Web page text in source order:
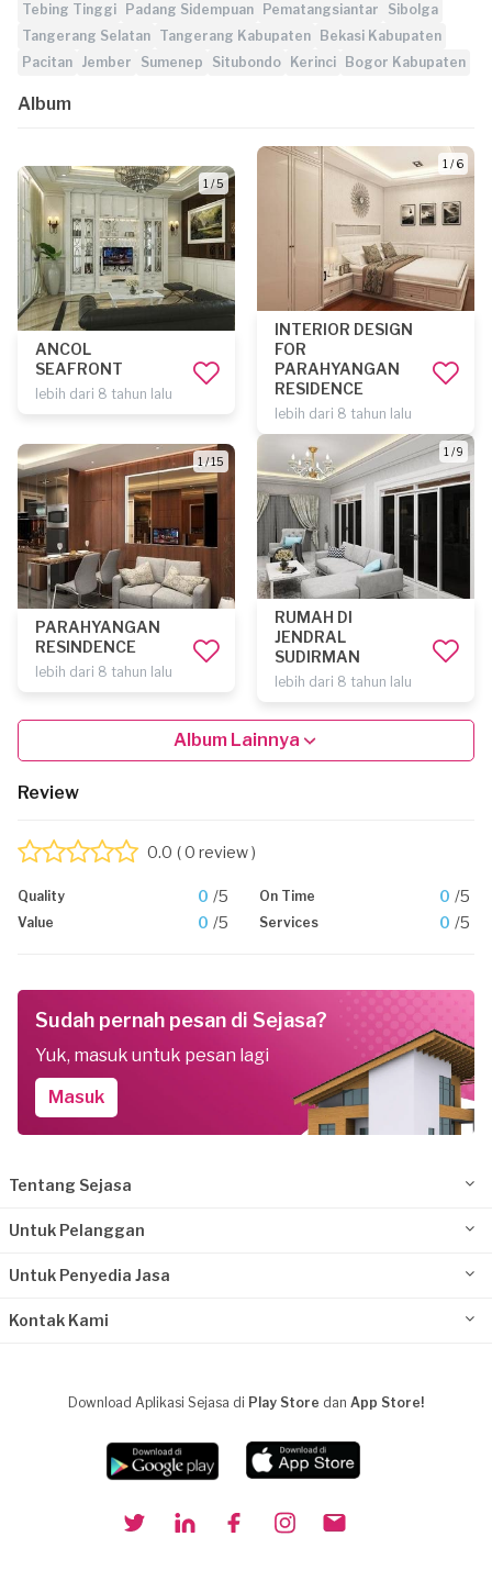
Tebing Tinggi
Padang Sidempuan Pematangsiantar
Sibolga
Tangerang Selatan Tangerang Kabupaten
Bekasi Kabupaten
Pacitan Jember Sumenep Situbondo Kerinci Bogor Kabupaten
Album
1 / 5
ANCOL
SEAFRONT
lebih dari 8 tahun lalu
1 / 6
INTERIOR DESIGN
FOR
PARAHYANGAN
RESIDENCE
lebih dari 8 tahun lalu
1 / 15
PARAHYANGAN
RESINDENCE
lebih dari 8 tahun lalu
1 / 9
RUMAH DI
JENDRAL
SUDIRMAN
lebih dari 8 tahun lalu
Album Lainnya
Review
0.0 ( 0 review )
Quality 0 /5 On Time 0 /5
Value 0 /5 Services 0 /5
Sudah pernah pesan di Sejasa?
Yuk, masuk untuk pesan lagi
Masuk
Tentang Sejasa
Untuk Pelanggan
Untuk Penyedia Jasa
Kontak Kami
Download Aplikasi Sejasa di Play Store dan App Store!